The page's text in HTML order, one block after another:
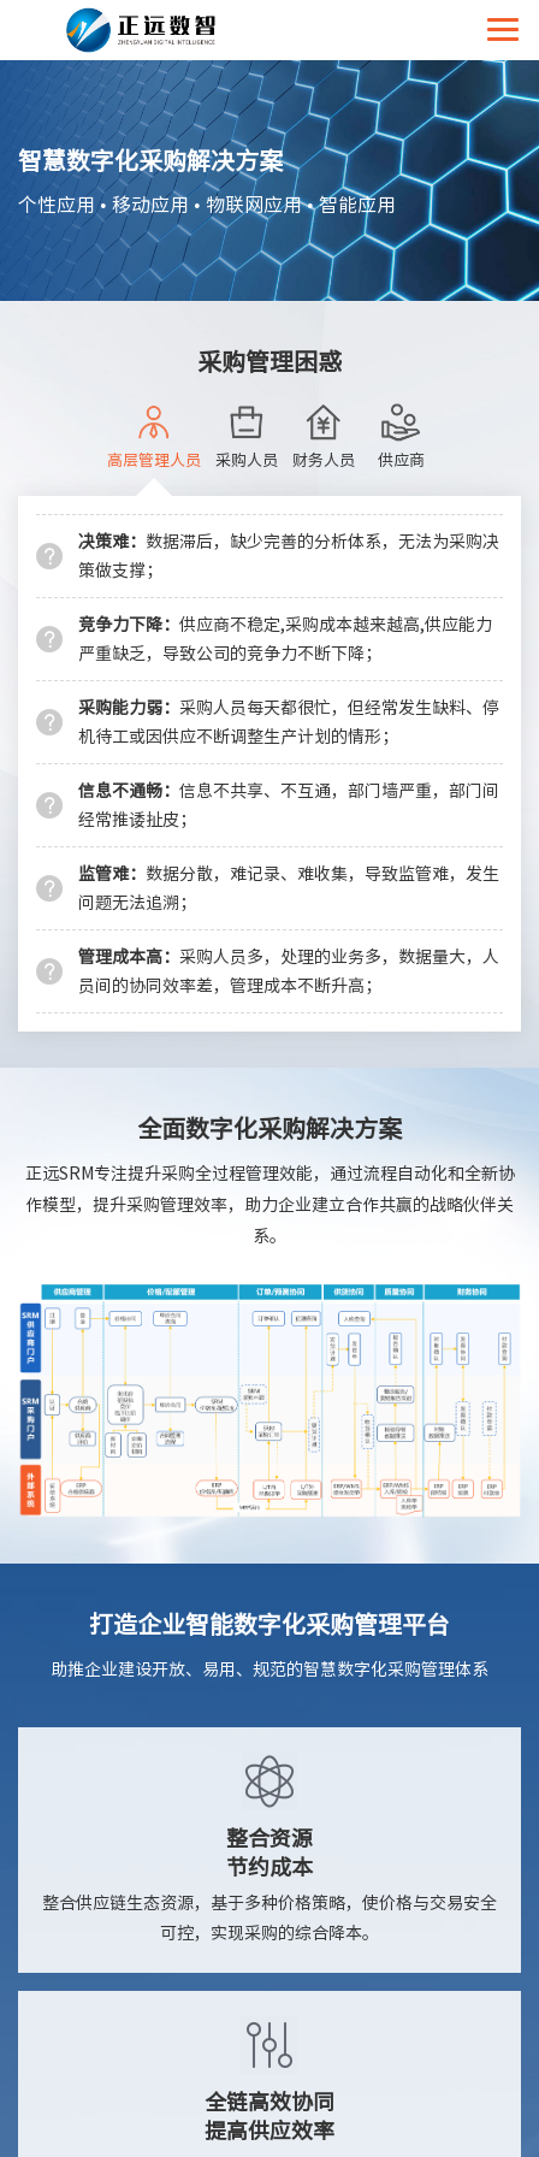
智慧数字化采购解决方案
个性应用 • 移动应用 • 物联网应用 • 智能应用
采购管理困惑
高层管理人员 采购人员 财务人员 供应商
决策难： 数据滞后，缺少完善的分析体系，无法为采购决
策做支撑；
竞争力下降： 供应商不稳定,采购成本越来越高,供应能力
严重缺乏，导致公司的竞争力不断下降；
采购能力弱： 采购人员每天都很忙，但经常发生缺料、停
机待工或因供应不断调整生产计划的情形；
信息不通畅： 信息不共享、不互通，部门墙严重，部门间
经常推诿扯皮；
监管难： 数据分散，难记录、难收集，导致监管难，发生
问题无法追溯；
管理成本高： 采购人员多，处理的业务多，数据量大，人
员间的协同效率差，管理成本不断升高；
全面数字化采购解决方案
正远SRM专注提升采购全过程管理效能，通过流程自动化和全新协
作模型，提升采购管理效率，助力企业建立合作共赢的战略伙伴关
系。
打造企业智能数字化采购管理平台
助推企业建设开放、易用、规范的智慧数字化采购管理体系
整合资源
节约成本
整合供应链生态资源，基于多种价格策略，使价格与交易安全
可控，实现采购的综合降本。
全链高效协同
提高供应效率